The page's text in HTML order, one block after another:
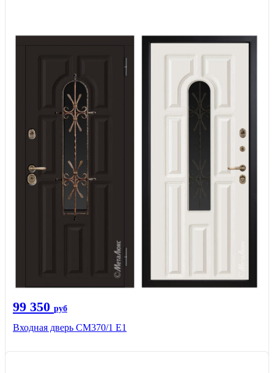
99 350 руб
Входная дверь СМ370/1 Е1